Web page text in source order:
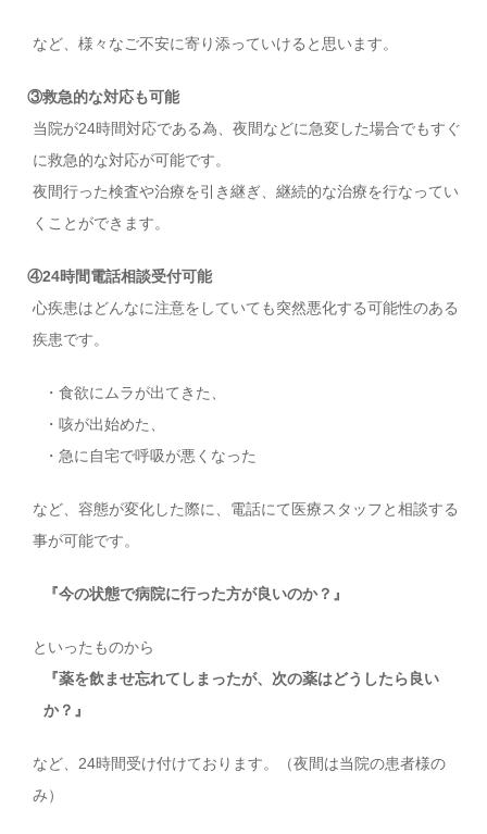
など、様々なご不安に寄り添っていけると思います。
③救急的な対応も可能
当院が24時間対応である為、夜間などに急変した場合でもすぐ
に救急的な対応が可能です。
夜間行った検査や治療を引き継ぎ、継続的な治療を行なってい
くことができます。
④24時間電話相談受付可能
心疾患はどんなに注意をしていても突然悪化する可能性のある
疾患です。
・食欲にムラが出てきた、
・咳が出始めた、
・急に自宅で呼吸が悪くなった
など、容態が変化した際に、電話にて医療スタッフと相談する
事が可能です。
『今の状態で病院に行った方が良いのか？』
といったものから
『薬を飲ませ忘れてしまったが、次の薬はどうしたら良い
か？』
など、24時間受け付けております。（夜間は当院の患者様の
み）